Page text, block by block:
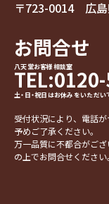
〒723-0014 広
お問合せ
八天堂お客様相談室
土・日・祝日はお休みをいただい
受付状況により、電話が
予めご了承ください。
万一品質に不都合がご
の上でお問合せください。